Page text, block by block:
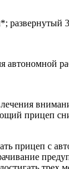
автономной
прицеп
прицеп с